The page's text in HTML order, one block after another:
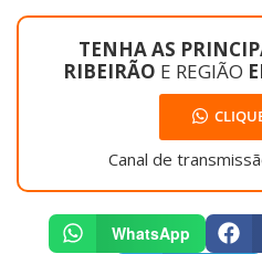
TENHA AS
RIBEIRÃO E REGIÃO
Canal de
WhatsApp